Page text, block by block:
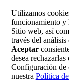
Cortes mixtos
1
3
3
punto
Estudios
Estudios ATM
Senos
Utilizamos
funcionamiento y
Sitio web, así
través del
Aceptar
desea
Configuración de
nuestra Política